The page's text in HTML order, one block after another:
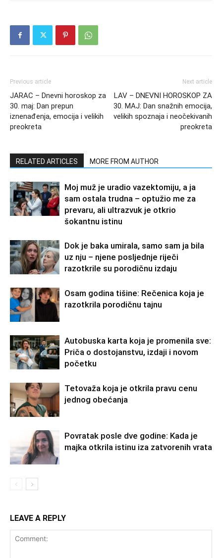
Previous article
JARAC – Dnevni horoskop za
30. maj: Dan prepun
iznenađenja, emocija i velikih
preokreta
Next article
LAV – DNEVNI HOROSKOP ZA
30. MAJ: Dan snažnih emocija,
velikih spoznaja i neočekivanih
preokreta
RELATED ARTICLES MORE FROM AUTHOR
Moj muž je uradio vazektomiju, a ja
sam ostala trudna – optužio me za
prevaru, ali ultrazvuk je otkrio
šokantnu istinu
Dok je baka umirala, samo sam ja bila
uz nju – njene posljednje riječi
razotkrile su porodičnu izdaju
Osam godina tišine: Rečenica koja je
razotkrila porodičnu tajnu
Autobuska karta koja je promenila sve:
Priča o dostojanstvu, izdaji i novom
početku
Tetovaža koja je otkrila pravu cenu
jednog obećanja
Povratak posle dve godine: Kada je
majka otkrila istinu iza zatvorenih vrata
LEAVE A REPLY